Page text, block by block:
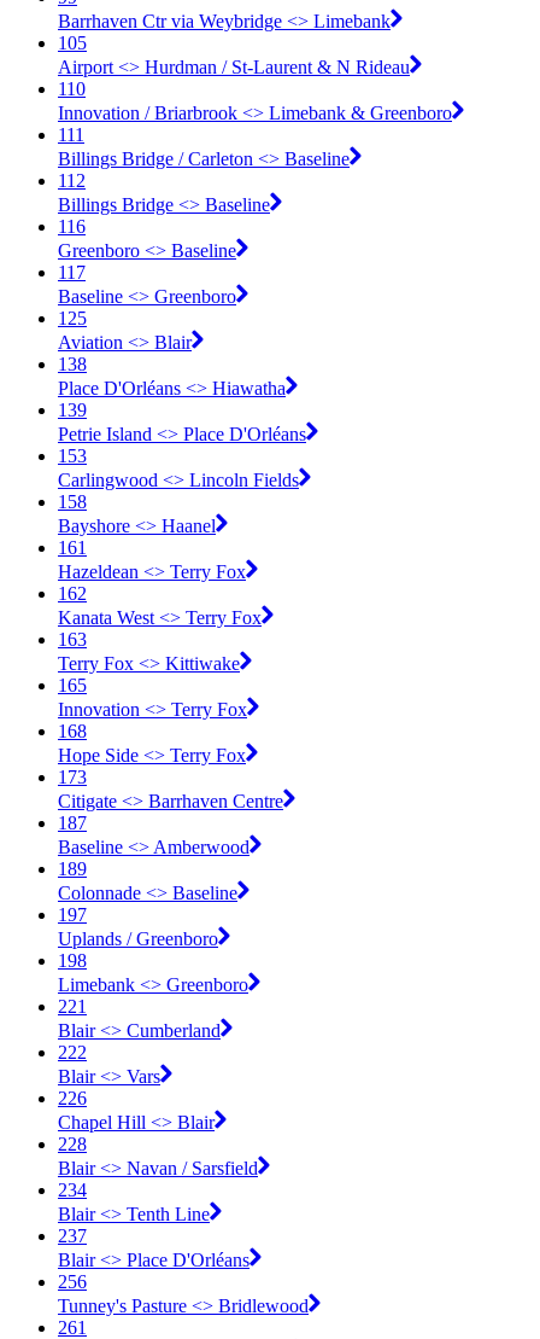
Barrhaven Ctr via Weybridge <​> Limebank
105
Airport <​> Hurdman / St-Laurent & N Rideau
110
Innovation / Briarbrook <​> Limebank & Greenboro
111
Billings Bridge / Carleton <​> Baseline
112
Billings Bridge <​> Baseline
116
Greenboro <​> Baseline
117
Baseline <​> Greenboro
125
Aviation <​> Blair
138
Place D'Orléans <​> Hiawatha
139
Petrie Island <​> Place D'Orléans
153
Carlingwood <​> Lincoln Fields
158
Bayshore <​> Haanel
161
Hazeldean <​> Terry Fox
162
Kanata West <​> Terry Fox
163
Terry Fox <​> Kittiwake
165
Innovation <​> Terry Fox
168
Hope Side <​> Terry Fox
173
Citigate <​> Barrhaven Centre
187
Baseline <​> Amberwood
189
Colonnade <​> Baseline
197
Uplands / Greenboro
198
Limebank <​> Greenboro
221
Blair <​> Cumberland
222
Blair <​> Vars
226
Chapel Hill <​> Blair
228
Blair <​> Navan / Sarsfield
234
Blair <​> Tenth Line
237
Blair <​> Place D'Orléans
256
Tunney's Pasture <​> Bridlewood
261